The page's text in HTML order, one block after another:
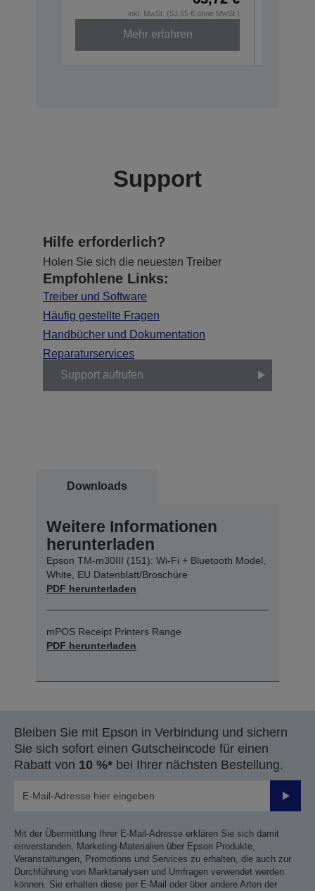
inkl. MwSt. (53,55 € ohne MwSt.)
Mehr erfahren
Support
Hilfe erforderlich?
Holen Sie sich die neuesten Treiber
Empfohlene Links:
Treiber und Software
Häufig gestellte Fragen
Handbücher und Dokumentation
Reparaturservices
Support aufrufen
Downloads
Weitere Informationen
herunterladen
Epson TM-m30III (151): Wi-Fi + Bluetooth Model,
White, EU Datenblatt/Broschüre
PDF herunterladen
mPOS Receipt Printers Range
PDF herunterladen
Bleiben Sie mit Epson in Verbindung und sichern
Sie sich sofort einen Gutscheincode für einen
Rabatt von 10 %* bei Ihrer nächsten Bestellung.
Mit der Übermittlung Ihrer E-Mail-Adresse erklären Sie sich damit
einverstanden, Marketing-Materialien über Epson Produkte,
Veranstaltungen, Promotions und Services zu erhalten, die auch zur
Durchführung von Marktanalysen und Umfragen verwendet werden
können. Sie erhalten diese per E-Mail oder über andere Arten der